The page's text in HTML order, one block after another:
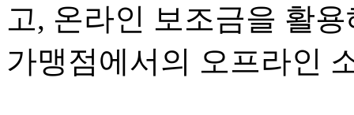
고, 온라인 보조금을 활
가맹점에서의 오프라인